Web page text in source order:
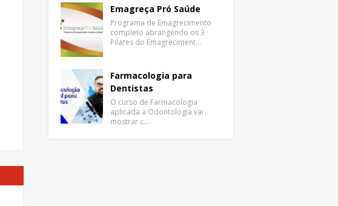
Emagreça Pró Saúde
Programa de Emagrecimento
completo abrangendo os 3
Pilares do Emagreciment…
Farmacologia para
Dentistas
O curso de Farmacologia
aplicada a Odontologia vai
mostrar c…